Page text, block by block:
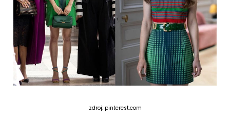
zdroj: pinterest.com